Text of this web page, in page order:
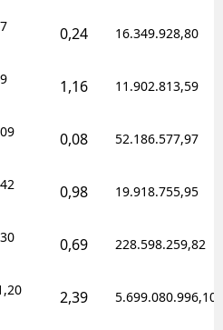
0,24 16.349.928,80
1,16 11.902.813,59
0,08 52.186.577,97
0,98 19.918.755,95
0,69 228.598.259,82
2,39 5.699.080.996,10